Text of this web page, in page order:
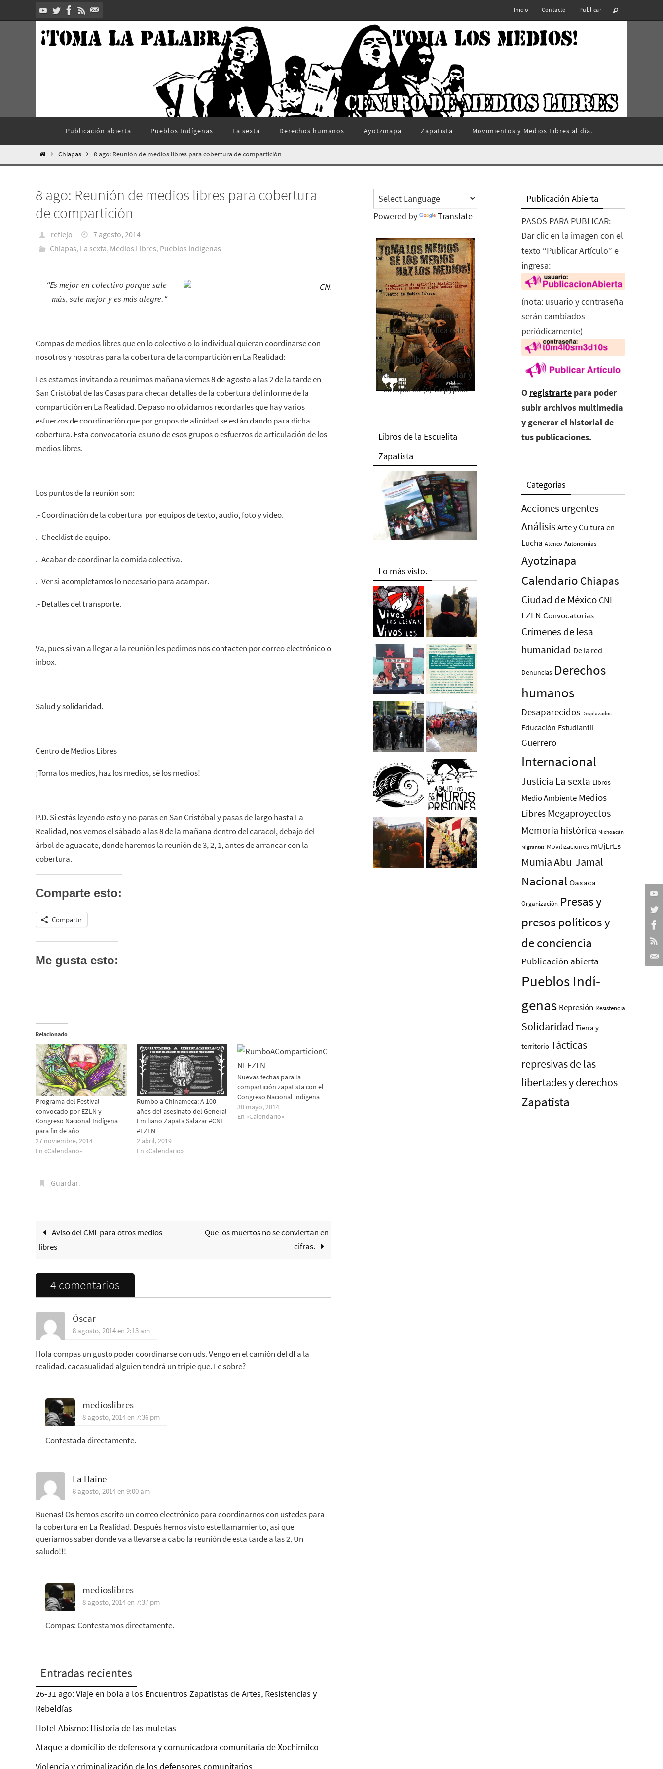
al
Inicio Contacto Publicar
contenido
Publicación abierta Pueblos Indí­genas La sexta Derechos humanos Ayotzinapa Zapatista Movimientos y Medios Libres al día.
InicioChiapas 8 ago: Reunión de medios libres para cobertura de compartición
8 ago: Reunión de medios libres para cobertura
de compartición
reflejo
7 agosto, 2014
Chiapas, La sexta, Medios Libres, Pueblos Indí­genas
“Es mejor en colectivo porque sale
más, sale mejor y es más alegre. “
Compas de medios libres que en lo colectivo o lo individual quieran coordinarse con
nosotros y nosotras para la cobertura de la compartición en La Realidad:
Les estamos invitando a reunirnos mañana viernes 8 de agosto a las 2 de la tarde en
San Cristóbal de las Casas para checar detalles de la cobertura del informe de la
compartición en La Realidad. De paso no olvidamos recordarles que hay varios
esfuerzos de coordinación que por grupos de afinidad se están dando para dicha
cobertura. Esta convocatoria es uno de esos grupos o esfuerzos de articulación de los
medios libres.
Los puntos de la reunión son:
.- Coordinación de la cobertura por equipos de texto, audio, foto y video.
.- Checklist de equipo.
.- Acabar de coordinar la comida colectiva.
.- Ver si acompletamos lo necesario para acampar.
.- Detalles del transporte.
Va, pues si van a llegar a la reunión les pedimos nos contacten por correo electrónico o
inbox.
Salud y solidaridad.
Centro de Medios Libres
¡Toma los medios, haz los medios, sé los medios!
P.D. Si estás leyendo esto y no paras en San Cristóbal y pasas de largo hasta La
Realidad, nos vemos el sábado a las 8 de la mañana dentro del caracol, debajo del
árbol de aguacate, donde haremos la reunión de 3, 2, 1, antes de arrancar con la
cobertura.
Comparte esto:
Compartir
Me gusta esto:
Relacionado
Programa del Festival
convocado por EZLN y
Congreso Nacional Indígena
para fin de año
27 noviembre, 2014
En «Calendario»
Rumbo a Chinameca: A 100
años del asesinato del General
Emiliano Zapata Salazar #CNI
#EZLN
2 abril, 2019
En «Calendario»
Nuevas fechas para la
compartición zapatista con el
Congreso Nacional Indígena
30 mayo, 2014
En «Calendario»
Guardar.
Aviso del CML para otros medios
libres
Que los muertos no se conviertan en
cifras.
4 comentarios
Óscar
8 agosto, 2014 en 2:13 am
Hola compas un gusto poder coordinarse con uds. Vengo en el camión del df a la
realidad. cacasualidad alguien tendrá un tripie que. Le sobre?
medioslibres
8 agosto, 2014 en 7:36 pm
Contestada directamente.
La Haine
8 agosto, 2014 en 9:00 am
Buenas! Os hemos escrito un correo electrónico para coordinarnos con ustedes para
la cobertura en La Realidad. Después hemos visto este llamamiento, así que
queríamos saber donde va a llevarse a cabo la reunión de esta tarde a las 2. Un
saludo!!!
medioslibres
8 agosto, 2014 en 7:37 pm
Compas: Contestamos directamente.
Entradas recientes
26-31 ago: Viaje en bola a los Encuentros Zapatistas de Artes, Resistencias y
Rebeldías
Hotel Abismo: Historia de las muletas
Ataque a domicilio de defensora y comunicadora comunitaria de Xochimilco
Violencia y criminalización de los defensores comunitarios
Powered by Translate
El Rebozo, Palapa
Editorial, publica este
folleto del Centro de
Medios Libres. Esta es la
edición 2016. Para rolar y
compartir. (c) Copyplis.
Libros de la Escuelita
Zapatista
Lo más visto.
Publicación Abierta
PASOS PARA PUBLICAR:
Dar clic en la imagen con el
texto “Publicar Artículo” e
ingresa:
(nota: usuario y contraseña
serán cambiados
periódicamente)
O registrarte para poder
subir archivos multimedia
y generar el historial de
tus publicaciones.
Categorías
Acciones urgentes
AnálisisArte y Cultura en
Lucha Atenco Autonomías
Ayotzinapa
Calendario Chiapas
Ciudad de México CNI-
EZLN Convocatorias
Crímenes de lesa
humanidad De la red
Denuncias Derechos
humanos
Desaparecidos Desplazados
Educación Estudiantil
Guerrero
Internacional
Justicia La sexta Libros
Medio Ambiente Medios
Libres Megaproyectos
Memoria histórica Michoacán
Migrantes Movilizaciones mUjErEs
Mumia Abu-Jamal
Nacional Oaxaca
Organización Presas y
presos polí­ticos y
de conciencia
Publicación abierta
Pueblos Indí­
genas Represión Resistencia
Solidaridad Tierra y
territorio Tácticas
represivas de las
libertades y derechos
Zapatista